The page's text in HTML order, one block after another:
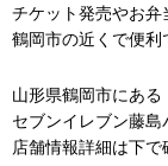
チケット発売やお
鶴岡市の近くで便利
山形県鶴岡市にある
セブンイレブン藤島
店舗情報詳細は下で